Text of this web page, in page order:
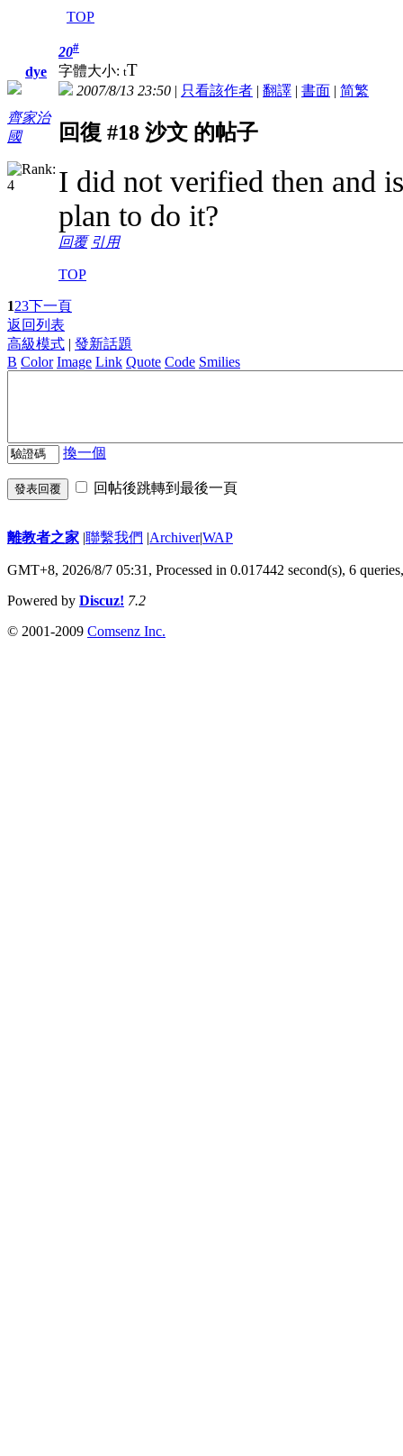
TOP
dye
齊家治
國
20#
字體大小: tT
2007/8/13 23:50 | 只看該作者 | 翻譯 | 書面 | 简繁
回復 #18 沙文 的帖子
I did not verified then and
plan to do it?
回覆 引用
TOP
123下一頁
返回列表
高級模式 | 發新話題
B Color Image Link Quote Code Smilies
換一個
發表回覆 回帖後跳轉到最後一頁
離教者之家 |聯繫我們 |Archiver|WAP
GMT+8, 2026/8/7 05:31, Processed in 0.017442 second(s), 6
Powered by Discuz! 7.2
© 2001-2009 Comsenz Inc.